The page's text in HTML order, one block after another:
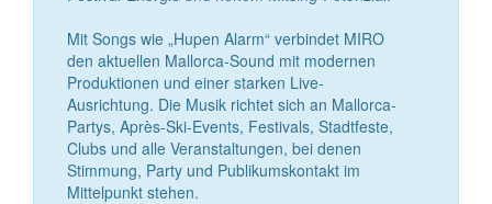
Mit Songs wie „Hupen Alarm“ verbindet MIRO
den aktuellen Mallorca-Sound mit modernen
Produktionen und einer starken Live-
Ausrichtung. Die Musik richtet sich an Mallorca-
Partys, Après-Ski-Events, Festivals, Stadtfeste,
Clubs und alle Veranstaltungen, bei denen
Stimmung, Party und Publikumskontakt im
Mittelpunkt stehen.